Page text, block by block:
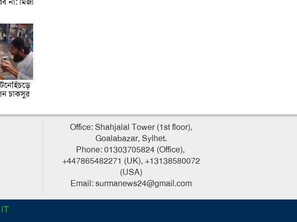
না: মির্জা
চাকসুর
Office: Shahjalal Tower (1st floor),
Goalabazar, Sylhet.
Phone: 01303705824 (Office),
+447865482271 (UK), +13138580072
(USA)
Email: surmanews24@gmail.com